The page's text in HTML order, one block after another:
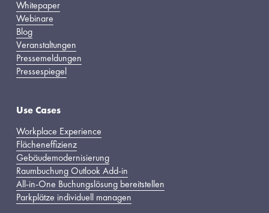
Whitepaper
Webinare
Blog
Veranstaltungen
Pressemeldungen
Pressespiegel
Use Cases
Workplace Experience
Flächeneffizienz
Gebäudemodernisierung
Raumbuchung Outlook Add-in
All-in-One Buchungslösung bereitstellen
Parkplätze individuell managen